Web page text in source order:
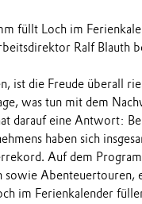
füllt Loch im
Ralf Blauth
ist die Freude überall
was tun mit dem
darauf eine Antwort:
haben sich
Auf dem
Abenteuertouren,
im Ferienkalender